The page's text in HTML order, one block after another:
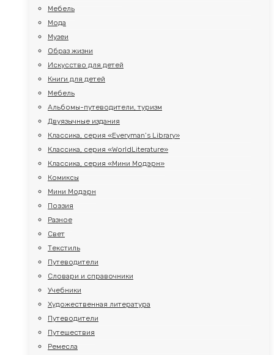
Мебель
Мода
Музеи
Образ жизни
Искусство для детей
Книги для детей
Мебель
Альбомы-путеводители, туризм
Двуязычные издания
Классика, серия «Everyman’s Library»
Классика, серия «WorldLiterature»
Классика, серия «Мини Модэрн»
Комиксы
Мини Модэрн
Поэзия
Разное
Свет
Текстиль
Путеводители
Словари и справочники
Учебники
Художественная литература
Путеводители
Путешествия
Ремесла